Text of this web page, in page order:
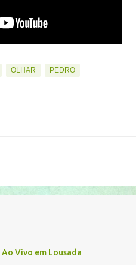
OLHAR PEDRO
Vivo em Lousada